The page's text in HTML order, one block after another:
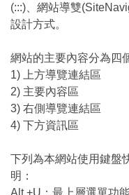
(:::)、網站導雙
設計方式。
網站的主要內容分為四
1) 上方導覽連結區
2) 主要內容區
3) 右側導覽連結區
4) 下方資訊區
下列為本網站使用鍵盤
明：
Alt +U：最上層選單功